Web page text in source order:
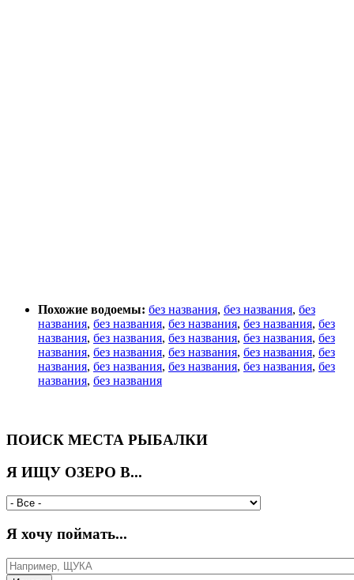
Похожие водоемы: без названия, без названия, без
названия, без названия, без названия, без названия, без
названия, без названия, без названия, без названия, без
названия, без названия, без названия, без названия, без
названия, без названия, без названия, без названия, без
названия, без названия
ПОИСК МЕСТА РЫБАЛКИ
Я ИЩУ ОЗЕРО В...
Я хочу поймать...